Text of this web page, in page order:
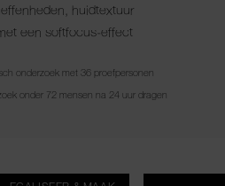
huidtextuur
een softfocus-effect
onderzoek met 36 proefpersonen
onder 72 mensen na 24 uur dragen